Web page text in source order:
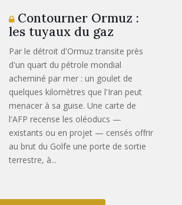
Contourner Ormuz :
les tuyaux du gaz
Par le détroit d'Ormuz transite près
d'un quart du pétrole mondial
acheminé par mer : un goulet de
quelques kilomètres que l'Iran peut
menacer à sa guise. Une carte de
l'AFP recense les oléoducs —
existants ou en projet — censés offrir
au brut du Golfe une porte de sortie
terrestre, à...